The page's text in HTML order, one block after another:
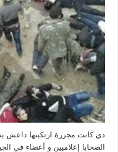
الضحايا إعلاميين و أعضاء في